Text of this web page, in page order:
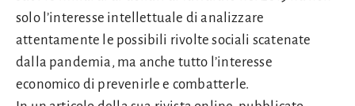
solo l’interesse intellettuale di analizzare
attentamente le possibili rivolte sociali scatenate
dalla pandemia, ma anche tutto l’interesse
economico di prevenirle e combatterle.